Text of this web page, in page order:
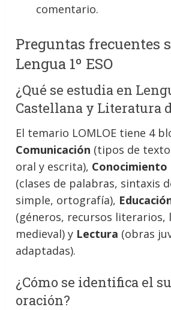
comentario.
Preguntas frecuentes
Lengua 1º ESO
¿Qué se estudia en
Castellana y Literatura
El temario LOMLOE tiene 4
Comunicación (tipos de
oral y escrita), Conocimiento
(clases de palabras, sintaxis
simple, ortografía),
(géneros, recursos
medieval) y Lectura (obras
adaptadas).
¿Cómo se identifica el
oración?